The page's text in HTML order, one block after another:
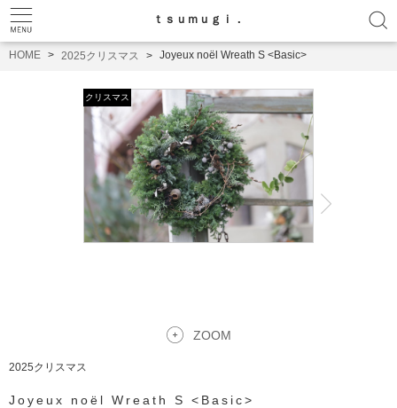
ｔｓｕｍｕｇｉ．
HOME 2025クリスマス Joyeux noël Wreath S <Basic>
ZOOM
2025クリスマス
Joyeux noël Wreath S <Basic>